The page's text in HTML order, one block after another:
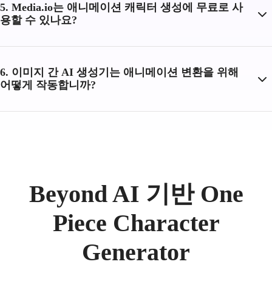
5. Media.io는 애니메이션 캐릭터 생성에 무료로 사
용할 수 있나요?
6. 이미지 간 AI 생성기는 애니메이션 변환을 위해
어떻게 작동합니까?
Beyond AI 기반 One
Piece Character
Generator